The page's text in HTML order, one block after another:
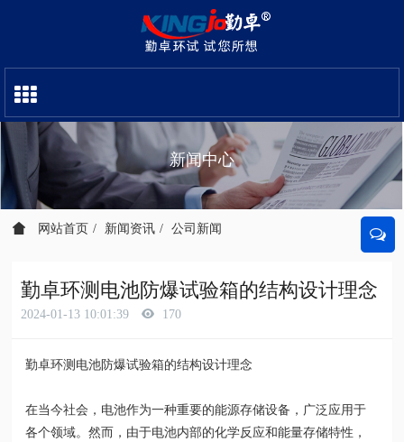
新闻中心
网站首页 新闻资讯 公司新闻
勤卓环测电池防爆试验箱的结构设计理念
2024-01-13 10:01:39 170
勤卓环测电池防爆试验箱的结构设计理念
在当今社会，电池作为一种重要的能源存储设备，广泛应用于
各个领域。然而，由于电池内部的化学反应和能量存储特性，